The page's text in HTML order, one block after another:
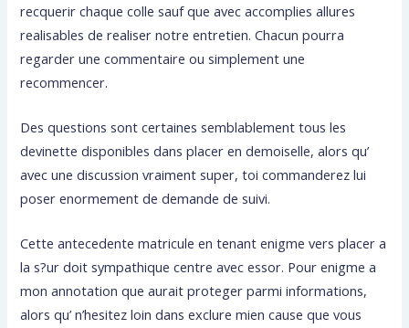
recquerir chaque colle sauf que avec accomplies allures
realisables de realiser notre entretien. Chacun pourra
regarder une commentaire ou simplement une
recommencer.
Des questions sont certaines semblablement tous les
devinette disponibles dans placer en demoiselle, alors qu’
avec une discussion vraiment super, toi commanderez lui
poser enormement de demande de suivi.
Cette antecedente matricule en tenant enigme vers placer a
la s?ur doit sympathique centre avec essor. Pour enigme a
mon annotation que aurait proteger parmi informations,
alors qu’ n’hesitez loin dans exclure mien cause que vous